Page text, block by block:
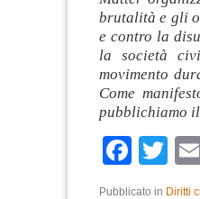
brutalità e gli
e contro la
la società
movimento
Come
pubblichiamo
Pubblicato in Diritti